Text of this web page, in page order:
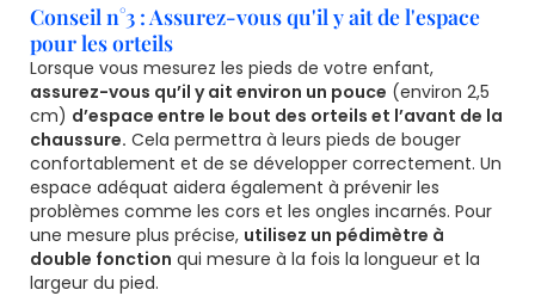
Conseil n°3 : Assurez-vous qu'il y ait de l'espace
pour les orteils
Lorsque vous mesurez les pieds de votre enfant,
assurez-vous qu’il y ait environ un pouce (environ 2,5
cm) d’espace entre le bout des orteils et l’avant de la
chaussure. Cela permettra à leurs pieds de bouger
confortablement et de se développer correctement. Un
espace adéquat aidera également à prévenir les
problèmes comme les cors et les ongles incarnés. Pour
une mesure plus précise, utilisez un pédimètre à
double fonction qui mesure à la fois la longueur et la
largeur du pied.